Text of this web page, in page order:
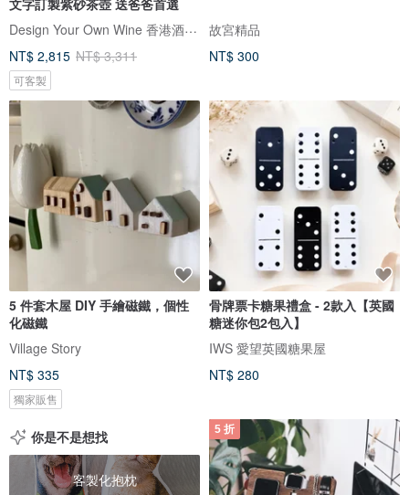
文字訂製紫砂茶壺 送爸爸首選
Design Your Own Wine 香港酒瓶雕刻禮品專門店
NT$ 2,815 NT$ 3,311
可客製
故宮精品
NT$ 300
5 件套木屋 DIY 手繪磁鐵，個性
化磁鐵
Village Story
NT$ 335
獨家販售
骨牌票卡糖果禮盒 - 2款入【英國
糖迷你包2包入】
IWS 愛望英國糖果屋
NT$ 280
你是不是想找
客製化抱枕
5 折